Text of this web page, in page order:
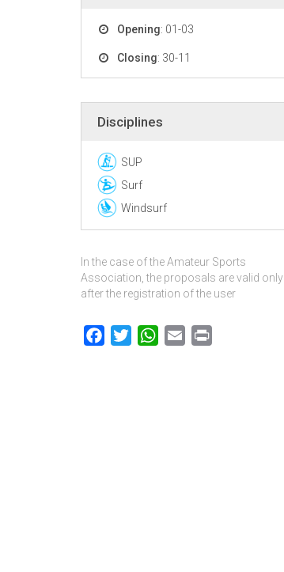
Opening: 01-03
Closing: 30-11
Disciplines
SUP
Surf
Windsurf
In the case of the Amateur Sports
Association, the proposals are valid only
after the registration of the user
FacebookTwitterWhatsApp
Email